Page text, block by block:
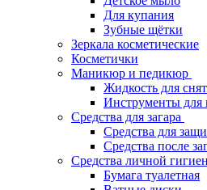
Для купания
Зубные щётки
Зеркала косметические
Косметички
Маникюр и педикюр
Жидкость для
Инструменты
Средства для загара
Средства для
Средства после
Средства личной
Бумага туалетная